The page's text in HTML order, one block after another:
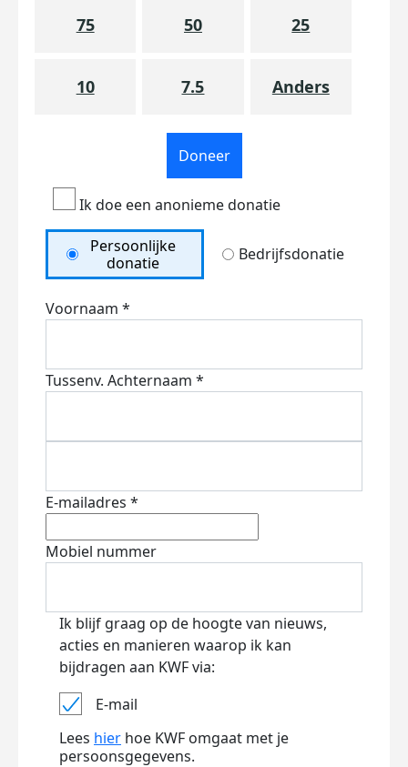
75 50 25
10 7.5 Anders
Doneer
Ik doe een anonieme donatie
Persoonlijke
donatie
Bedrijfsdonatie
Voornaam *
Tussenv. Achternaam *
E-mailadres *
Mobiel nummer
Ik blijf graag op de hoogte van nieuws,
acties en manieren waarop ik kan
bijdragen aan KWF via:
E-mail
Lees hier hoe KWF omgaat met je
persoonsgegevens.